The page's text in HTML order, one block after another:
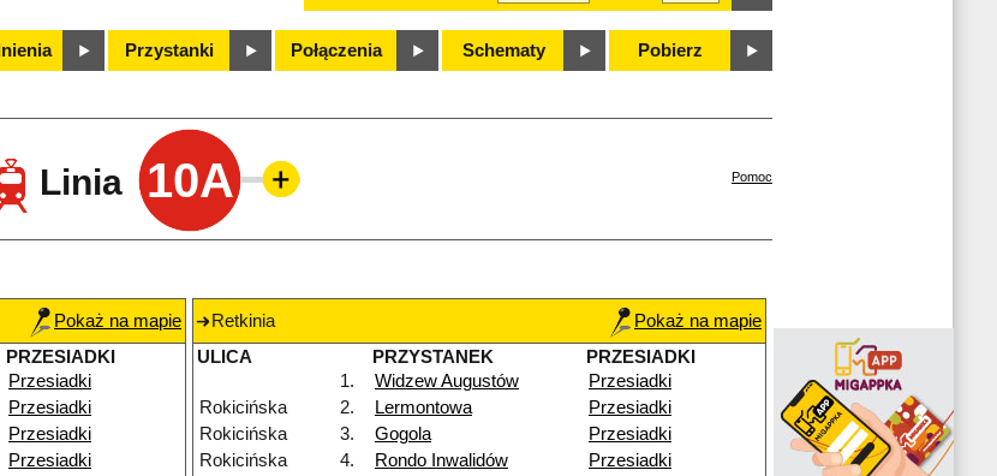
Przystanki Połączenia Schematy Pobierz
Linia 10A Pomoc
Pokaż na mapie
PRZESIADKI
Przesiadki
Przesiadki
Przesiadki
Przesiadki
Retkinia
Pokaż na mapie
ULICA
PRZYSTANEK
PRZESIADKI
1.
Widzew Augustów
Przesiadki
Rokicińska
2. Lermontowa
Przesiadki
Rokicińska
3. Gogola
Przesiadki
Rokicińska
4. Rondo Inwalidów
Przesiadki